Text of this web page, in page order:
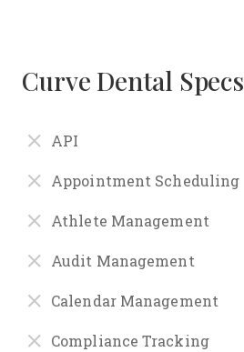
Curve Dental Specs
API
Appointment Scheduling
Athlete Management
Audit Management
Calendar Management
Compliance Tracking